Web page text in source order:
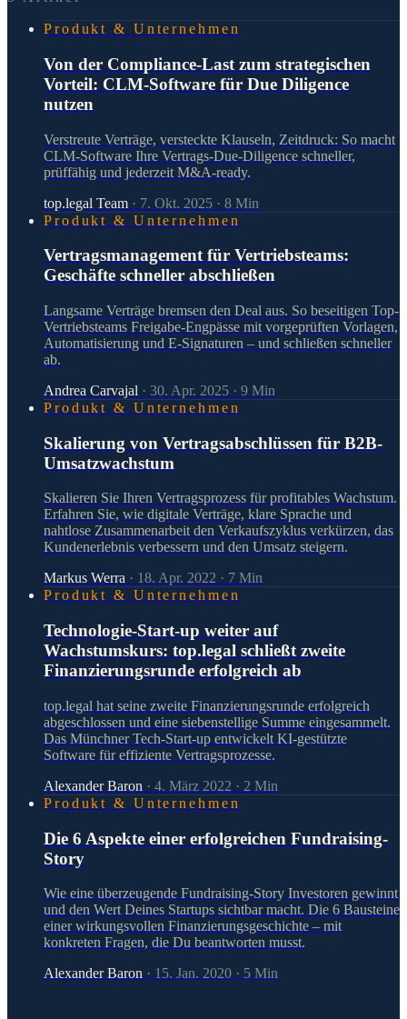
Produkt & Unternehmen
Von der Compliance-Last zum strategischen
Vorteil: CLM-Software für Due Diligence
nutzen
Verstreute Verträge, versteckte Klauseln, Zeitdruck: So macht
CLM-Software Ihre Vertrags-Due-Diligence schneller,
prüffähig und jederzeit M&A-ready.
top.legal Team · 7. Okt. 2025 · 8 Min
Produkt & Unternehmen
Vertragsmanagement für Vertriebsteams:
Geschäfte schneller abschließen
Langsame Verträge bremsen den Deal aus. So beseitigen Top-
Vertriebsteams Freigabe-Engpässe mit vorgeprüften Vorlagen,
Automatisierung und E-Signaturen – und schließen schneller
ab.
Andrea Carvajal · 30. Apr. 2025 · 9 Min
Produkt & Unternehmen
Skalierung von Vertragsabschlüssen für B2B-
Umsatzwachstum
Skalieren Sie Ihren Vertragsprozess für profitables Wachstum.
Erfahren Sie, wie digitale Verträge, klare Sprache und
nahtlose Zusammenarbeit den Verkaufszyklus verkürzen, das
Kundenerlebnis verbessern und den Umsatz steigern.
Markus Werra · 18. Apr. 2022 · 7 Min
Produkt & Unternehmen
Technologie-Start-up weiter auf
Wachstumskurs: top.legal schließt zweite
Finanzierungsrunde erfolgreich ab
top.legal hat seine zweite Finanzierungsrunde erfolgreich
abgeschlossen und eine siebenstellige Summe eingesammelt.
Das Münchner Tech-Start-up entwickelt KI-gestützte
Software für effiziente Vertragsprozesse.
Alexander Baron · 4. März 2022 · 2 Min
Produkt & Unternehmen
Die 6 Aspekte einer erfolgreichen Fundraising-
Story
Wie eine überzeugende Fundraising-Story Investoren gewinnt
und den Wert Deines Startups sichtbar macht. Die 6 Bausteine
einer wirkungsvollen Finanzierungsgeschichte – mit
konkreten Fragen, die Du beantworten musst.
Alexander Baron · 15. Jan. 2020 · 5 Min